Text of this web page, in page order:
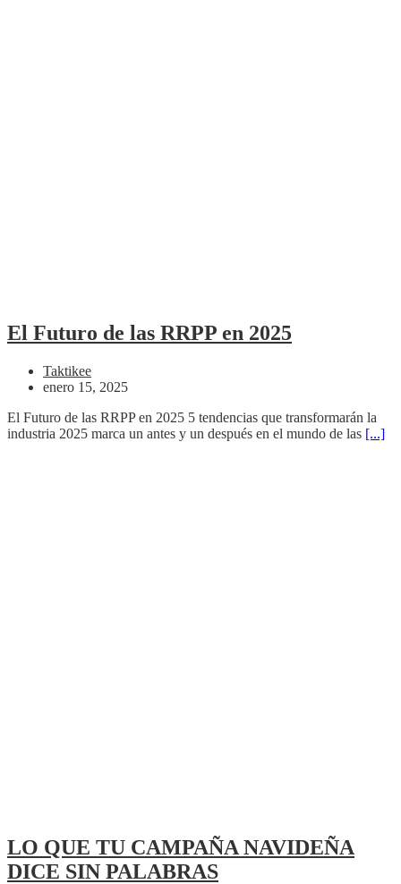
El Futuro de las RRPP en 2025
Taktikee
enero 15, 2025
El Futuro de las RRPP en 2025 5 tendencias que transformarán la
industria 2025 marca un antes y un después en el mundo de las [...]
LO QUE TU CAMPAÑA NAVIDEÑA
DICE SIN PALABRAS